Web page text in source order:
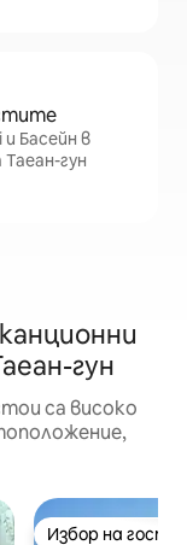
Басейн в
гун
гун
са високо
Избор на